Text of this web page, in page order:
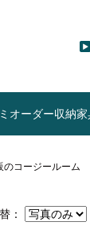
レンジ
特徴で
オーダー収納家
セミオ
【
ソファー
大きさ
リビング
【
ダイニ
【
ハイエー
車のサ
ここで
生活
のコージールーム
：